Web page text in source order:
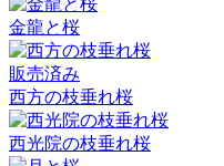
金龍と桜
販売済み
西方の枝垂れ桜
西光院の枝垂れ桜